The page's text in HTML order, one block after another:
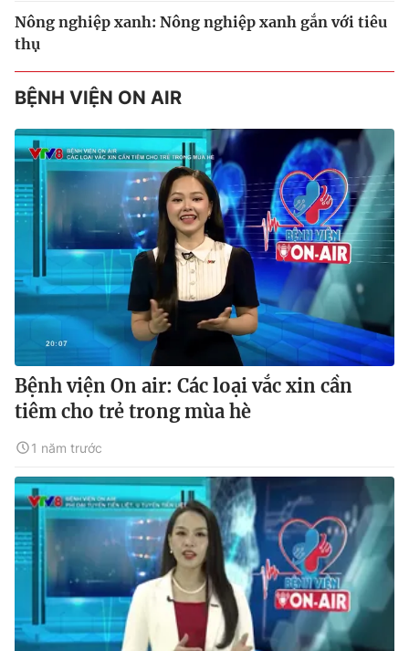
Nông nghiệp xanh: Nông nghiệp xanh gắn với tiêu
thụ
BỆNH VIỆN ON AIR
Bệnh viện On air: Các loại vắc xin cần
tiêm cho trẻ trong mùa hè
1 năm trước